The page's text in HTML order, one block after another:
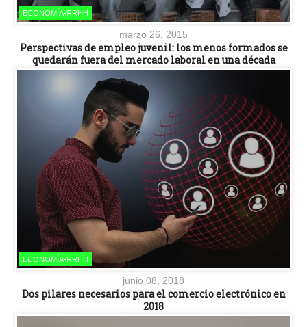
ECONOMÍA-RRHH
marzo 26, 2015
Perspectivas de empleo juvenil: los menos formados se
quedarán fuera del mercado laboral en una década
ECONOMÍA-RRHH
junio 08, 2018
Dos pilares necesarios para el comercio electrónico en
2018